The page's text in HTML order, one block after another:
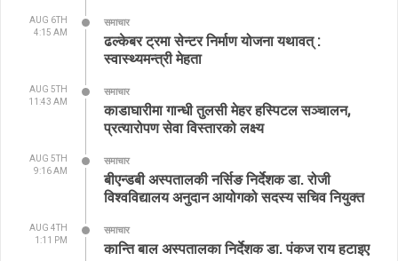
AUG 6TH
4:15 AM
समाचार
ढल्केबर ट्रमा सेन्टर निर्माण योजना यथावत् :
स्वास्थ्यमन्त्री मेहता
AUG 5TH
11:43 AM
समाचार
काडाघारीमा गान्धी तुलसी मेहर हस्पिटल सञ्चालन,
प्रत्यारोपण सेवा विस्तारको लक्ष्य
AUG 5TH
9:16 AM
समाचार
बीएन्डबी अस्पतालकी नर्सिङ निर्देशक डा. रोजी
विश्वविद्यालय अनुदान आयोगको सदस्य सचिव नियुक्त
AUG 4TH
1:11 PM
समाचार
कान्ति बाल अस्पतालका निर्देशक डा. पंकज राय हटाइए